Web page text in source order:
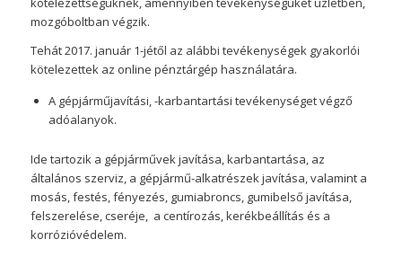
mozgóboltban végzik.
Tehát 2017. január 1-jétől az alábbi tevékenységek gyakorlói
kötelezettek az online pénztárgép használatára.
A gépjárműjavítási, -karbantartási tevékenységet végző
adóalanyok.
Ide tartozik a gépjárművek javítása, karbantartása, az
általános szerviz, a gépjármű-alkatrészek javítása, valamint a
mosás, festés, fényezés, gumiabroncs, gumibelső javítása,
felszerelése, cseréje, a centírozás, kerékbeállítás és a
korrózióvédelem.